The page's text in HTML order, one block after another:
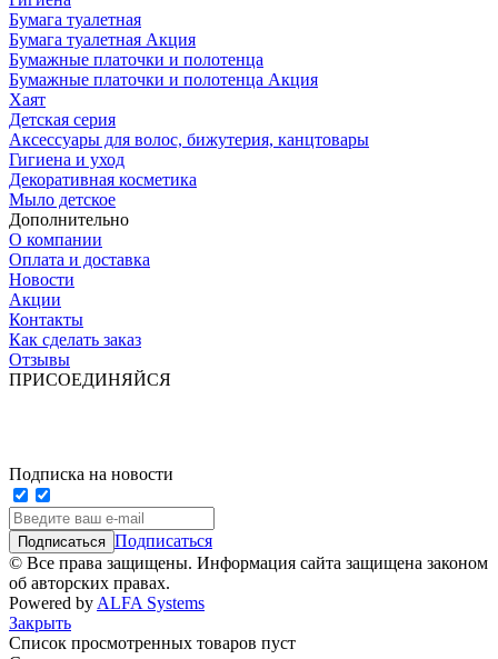
Бумага туалетная
Бумага туалетная Акция
Бумажные платочки и полотенца
Бумажные платочки и полотенца Акция
Хаят
Детская серия
Аксессуары для волос, бижутерия, канцтовары
Гигиена и уход
Декоративная косметика
Мыло детское
Дополнительно
О компании
Оплата и доставка
Новости
Акции
Контакты
Как сделать заказ
Отзывы
ПРИСОЕДИНЯЙСЯ
Подписка на новости
Подписаться
© Все права защищены. Информация сайта защищена законом
об авторских правах.
Powered by ALFA Systems
Закрыть
Список просмотренных товаров пуст